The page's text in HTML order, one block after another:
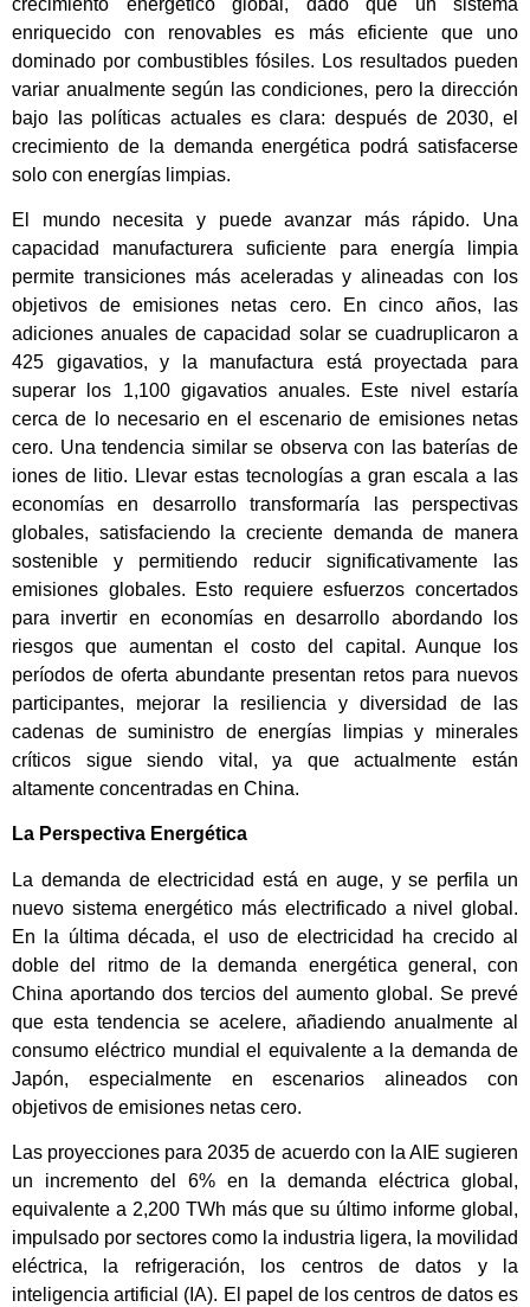
enriquecido con renovables es más eficiente que uno
dominado por combustibles fósiles. Los resultados pueden
variar anualmente según las condiciones, pero la dirección
bajo las políticas actuales es clara: después de 2030, el
crecimiento de la demanda energética podrá satisfacerse
solo con energías limpias.
El mundo necesita y puede avanzar más rápido. Una
capacidad manufacturera suficiente para energía limpia
permite transiciones más aceleradas y alineadas con los
objetivos de emisiones netas cero. En cinco años, las
adiciones anuales de capacidad solar se cuadruplicaron a
425 gigavatios, y la manufactura está proyectada para
superar los 1,100 gigavatios anuales. Este nivel estaría
cerca de lo necesario en el escenario de emisiones netas
cero. Una tendencia similar se observa con las baterías de
iones de litio. Llevar estas tecnologías a gran escala a las
economías en desarrollo transformaría las perspectivas
globales, satisfaciendo la creciente demanda de manera
sostenible y permitiendo reducir significativamente las
emisiones globales. Esto requiere esfuerzos concertados
para invertir en economías en desarrollo abordando los
riesgos que aumentan el costo del capital. Aunque los
períodos de oferta abundante presentan retos para nuevos
participantes, mejorar la resiliencia y diversidad de las
cadenas de suministro de energías limpias y minerales
críticos sigue siendo vital, ya que actualmente están
altamente concentradas en China.
La Perspectiva Energética
La demanda de electricidad está en auge, y se perfila un
nuevo sistema energético más electrificado a nivel global.
En la última década, el uso de electricidad ha crecido al
doble del ritmo de la demanda energética general, con
China aportando dos tercios del aumento global. Se prevé
que esta tendencia se acelere, añadiendo anualmente al
consumo eléctrico mundial el equivalente a la demanda de
Japón, especialmente en escenarios alineados con
objetivos de emisiones netas cero.
Las proyecciones para 2035 de acuerdo con la AIE sugieren
un incremento del 6% en la demanda eléctrica global,
equivalente a 2,200 TWh más que su último informe global,
impulsado por sectores como la industria ligera, la movilidad
eléctrica, la refrigeración, los centros de datos y la
inteligencia artificial (IA). El papel de los centros de datos es